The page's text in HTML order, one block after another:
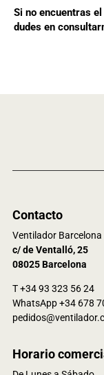
Si no encuentras
dudes en
Contacto
Ventilador Barcelona
c/ de Ventalló, 25
08025 Barcelona
T +34 93 323 56 24
WhatsApp +34 678
Horario